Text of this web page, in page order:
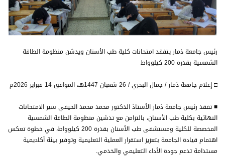
رئيس جامعة ذمار يتفقد امتحانات كلية طب الأسنان ويدشن منظومة الطاقة
الشمسية بقدرة 200 كيلوواط
□ إعلام جامعة ذمار / جمال البحري / 26 شعبان 1447هـ، الموافق 14 فبراير 2026م
■ تفقد رئيس جامعة ذمار الأستاذ الدكتور محمد محمد الحيفي سير الامتحانات
النهائية بكلية طب الأسنان، بالتزامن مع تدشين منظومة الطاقة الشمسية
المخصصة للكلية ومستشفى طب الأسنان بقدرة 200 كيلوواط، في خطوة تعكس
اهتمام قيادة الجامعة بتعزيز استقرار العملية التعليمية وتوفير بيئة أكاديمية
مستدامة تدعم جودة الأداء التعليمي والخدمي.